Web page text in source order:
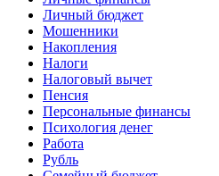
Личный бюджет
Мошенники
Накопления
Налоги
Налоговый вычет
Пенсия
Персональные финансы
Психология денег
Работа
Рубль